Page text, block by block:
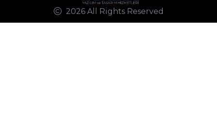
2026 All Rights Reserved